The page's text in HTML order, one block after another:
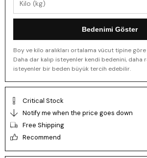
Bedenimi Göster
Boy ve kilo aralıkları ortalama vücut tipine
Daha dar kalıp isteyenler kendi bedenini, daha
isteyenler bir beden büyük tercih edebilir.
Critical Stock
Notify me when the price goes down
Free Shipping
Recommend